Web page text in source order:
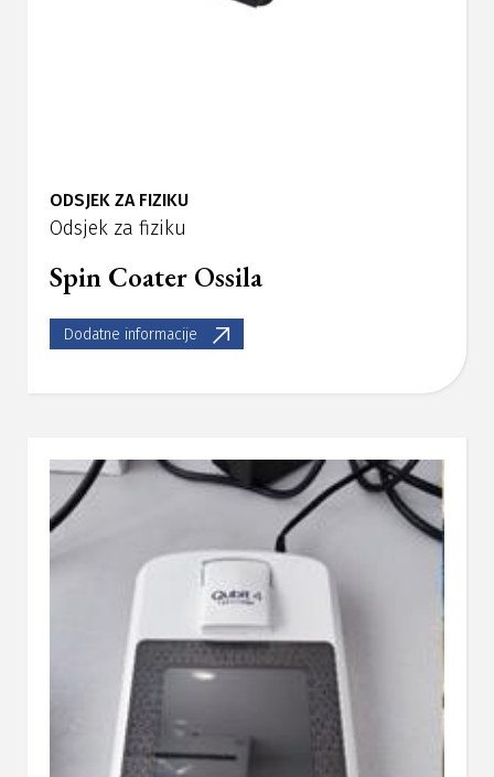
ODSJEK ZA FIZIKU
Odsjek za fiziku
Spin Coater Ossila
Dodatne informacije